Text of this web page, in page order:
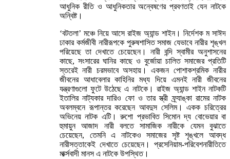
আধুনিক রীতি ও আধুনিকতার অন্বেষণের প্রবণতাই যেন নাটকে
অন্বিষ্ট।
‘বটতলা’ মঞ্চে নিয়ে আসে রাইজ অ্যান্ড শাইন। নির্দেশক ম সাঈদ
ঢাকার কর্মজীবী নারীরূপকে পুরুষশাসিত সমাজ যেভাবে নারীর শৃঙ্খল
পরিয়েছে তা দেখাতে চেয়েছেন। নারী বন্দি স্বামীর অনুশাসনের
কাছে, সংসারের ঘানির কাছে ও বুর্জোয়া চালিত সমাজের প্রতিটি
স্তরেই নারী চরমভাবে অসহায়। একজন পোশাকশ্রমিক নারীর
জীবনের আধাবেলার কাহিনির মধ্য দিয়ে এমনই নারী জীবনের
যন্ত্রণাগুলো ফুটে উঠেছে এ নাটকে। রাইজ অ্যান্ড শাইন নাটকটি
ইতালির নাট্যকার দারিও ফো ও তার স্ত্রী ফ্র্যাঙ্কা রামের নাটক
অবলম্বনে রূপান্তর করেছেন আবদুস সেলিম। একক চরিত্রের
অভিনেয় নাটক এটি। রুশো প্রভাবিত সিমোন দ্য বোভেয়ার বা
হুমায়ুন আজাদ নারী বলতে সামাজিক নারীকে যেমন বুঝাতে
চেয়েছেন, তেমনি এ নাটকেও সমাজের সৃষ্ট শৃঙ্খলে আবদ্ধ
নারীসত্তাকেই দেখাতে চেয়েছেন। প্রসেনিয়াম-পরিবেশনারীতিতে
মার্ক্সবাদী মানস এ নাটকে উপস্থিত।